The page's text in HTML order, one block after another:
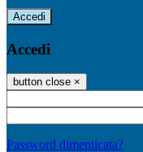
Accedi
Accedi
button close ×
Password dimenticata?